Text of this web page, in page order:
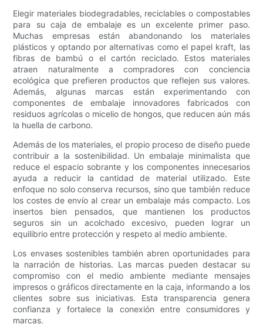
Elegir materiales biodegradables, reciclables o compostables
para su caja de embalaje es un excelente primer paso.
Muchas empresas están abandonando los materiales
plásticos y optando por alternativas como el papel kraft, las
fibras de bambú o el cartón reciclado. Estos materiales
atraen naturalmente a compradores con conciencia
ecológica que prefieren productos que reflejen sus valores.
Además, algunas marcas están experimentando con
componentes de embalaje innovadores fabricados con
residuos agrícolas o micelio de hongos, que reducen aún más
la huella de carbono.
Además de los materiales, el propio proceso de diseño puede
contribuir a la sostenibilidad. Un embalaje minimalista que
reduce el espacio sobrante y los componentes innecesarios
ayuda a reducir la cantidad de material utilizado. Este
enfoque no solo conserva recursos, sino que también reduce
los costes de envío al crear un embalaje más compacto. Los
insertos bien pensados, que mantienen los productos
seguros sin un acolchado excesivo, pueden lograr un
equilibrio entre protección y respeto al medio ambiente.
Los envases sostenibles también abren oportunidades para
la narración de historias. Las marcas pueden destacar su
compromiso con el medio ambiente mediante mensajes
impresos o gráficos directamente en la caja, informando a los
clientes sobre sus iniciativas. Esta transparencia genera
confianza y fortalece la conexión entre consumidores y
marcas.